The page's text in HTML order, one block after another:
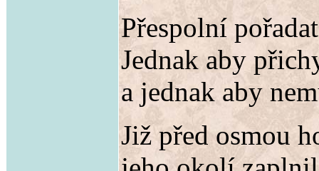
Přespolní
Jednak aby
a jednak aby
Již před osmou